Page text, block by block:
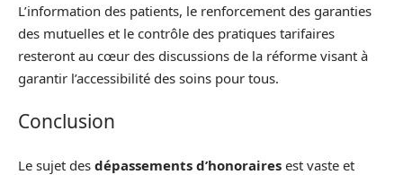
L’information des patients, le renforcement des garanties
des mutuelles et le contrôle des pratiques tarifaires
resteront au cœur des discussions de la réforme visant à
garantir l’accessibilité des soins pour tous.
Conclusion
Le sujet des dépassements d’honoraires est vaste et